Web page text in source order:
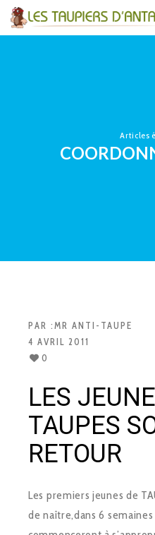
Articles
PAR :MR ANTI-TAUPE
4 AVRIL 2011
0
LES
TAUPES
RETOUR
Les premiers jeunes de
de naître,dans 6